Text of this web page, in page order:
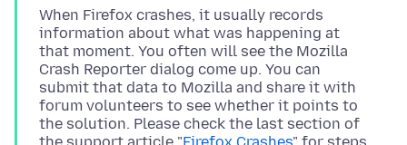
When Firefox crashes, it usually records
information about what was happening at
that moment. You often will see the Mozilla
Crash Reporter dialog come up. You can
submit that data to Mozilla and share it with
forum volunteers to see whether it points to
the solution. Please check the last section of